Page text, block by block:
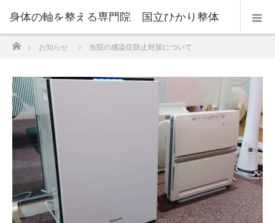
身体の軸を整える専門院 国立ひかり整体
センター
ホーム
お知らせ 当院の感染症防止対策について